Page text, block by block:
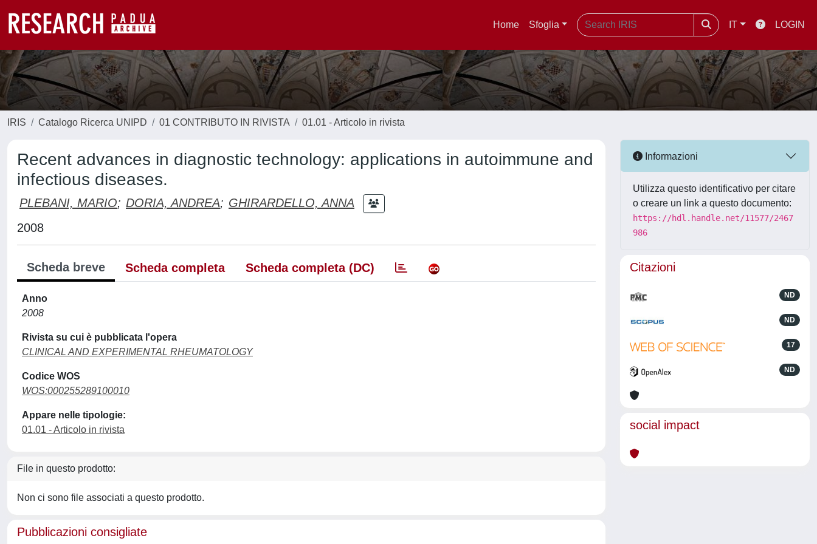
Home Sfoglia IT LOGIN
IRIS Catalogo Ricerca UNIPD 01 CONTRIBUTO IN RIVISTA 01.01 - Articolo in rivista
Recent advances in diagnostic technology: applications in autoimmune and
infectious diseases.
PLEBANI, MARIO; DORIA, ANDREA; GHIRARDELLO, ANNA
2008
Scheda breve Scheda completa Scheda completa (DC)
Anno
2008
Rivista su cui è pubblicata l'opera
CLINICAL AND EXPERIMENTAL RHEUMATOLOGY
Codice WOS
WOS:000255289100010
Appare nelle tipologie:
01.01 - Articolo in rivista
File in questo prodotto:
Non ci sono file associati a questo prodotto.
Pubblicazioni consigliate
Informazioni
Utilizza questo identificativo per citare
o creare un link a questo documento:
https://hdl.handle.net/11577/2467
986
Citazioni
ND
ND
17
ND
social impact